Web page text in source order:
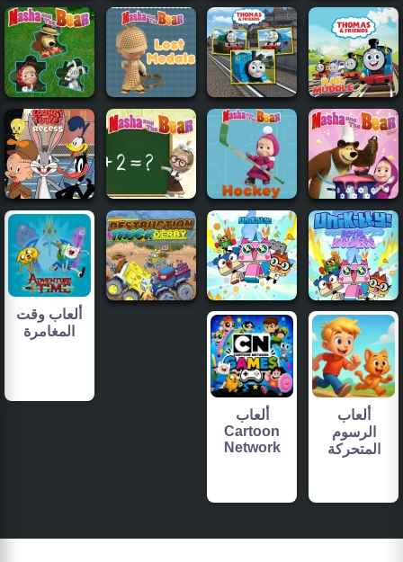
ألعاب وقت
المغامرة
ألعاب
الرسوم
المتحركة
ألعاب
Cartoon
Network